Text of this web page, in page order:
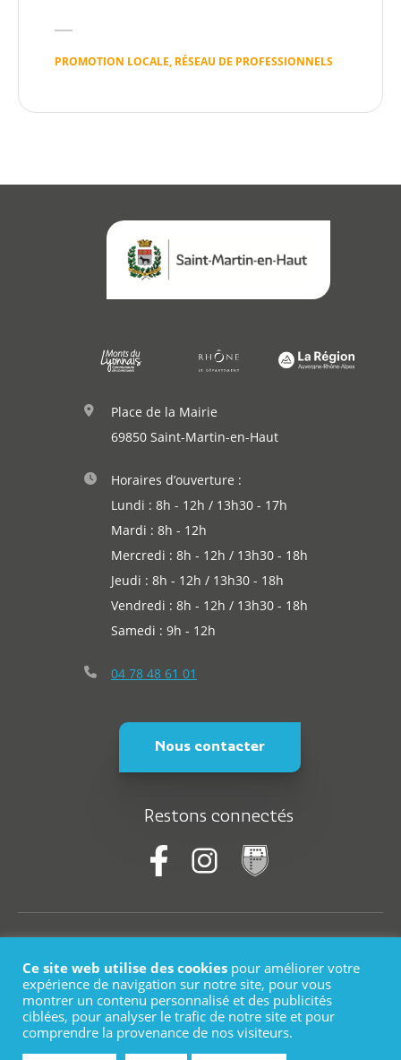
PROMOTION LOCALE, RÉSEAU DE PROFESSIONNELS
Place de la Mairie
69850 Saint-Martin-en-Haut
Horaires d’ouverture :
Lundi : 8h - 12h / 13h30 - 17h
Mardi : 8h - 12h
Mercredi : 8h - 12h / 13h30 - 18h
Jeudi : 8h - 12h / 13h30 - 18h
Vendredi : 8h - 12h / 13h30 - 18h
Samedi : 9h - 12h
04 78 48 61 01
Nous contacter
Restons connectés
Plan du site
Mentions légales
Actualités
Démarches
Annuaire
Actualités
Ce site web utilise des cookies pour améliorer votre
expérience de navigation sur notre site, pour vous
montrer un contenu personnalisé et des publicités
ciblées, pour analyser le trafic de notre site et pour
comprendre la provenance de nos visiteurs.